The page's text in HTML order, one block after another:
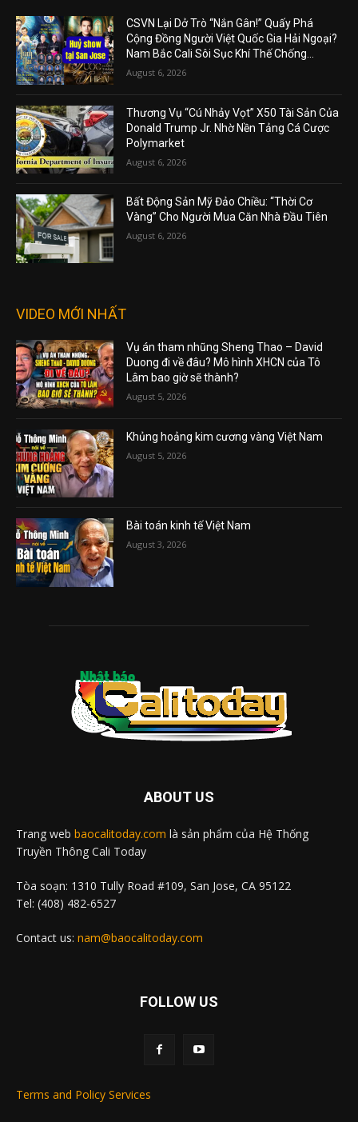
CSVN Lại Dở Trò “Nắn Gân!” Quấy Phá
Cộng Đồng Người Việt Quốc Gia Hải Ngoại?
Nam Bắc Cali Sôi Sục Khí Thế Chống...
August 6, 2026
Thương Vụ “Cú Nhảy Vọt” X50 Tài Sản Của
Donald Trump Jr. Nhờ Nền Tảng Cá Cược
Polymarket
August 6, 2026
Bất Động Sản Mỹ Đảo Chiều: “Thời Cơ
Vàng” Cho Người Mua Căn Nhà Đầu Tiên
August 6, 2026
VIDEO MỚI NHẤT
Vụ án tham nhũng Sheng Thao – David
Duong đi về đâu? Mô hình XHCN của Tô
Lâm bao giờ sẽ thành?
August 5, 2026
Khủng hoảng kim cương vàng Việt Nam
August 5, 2026
Bài toán kinh tế Việt Nam
August 3, 2026
ABOUT US
Trang web baocalitoday.com là sản phẩm của Hệ Thống
Truyền Thông Cali Today
Tòa soạn: 1310 Tully Road #109, San Jose, CA 95122
Tel: (408) 482-6527
Contact us: nam@baocalitoday.com
FOLLOW US
Terms and Policy Services